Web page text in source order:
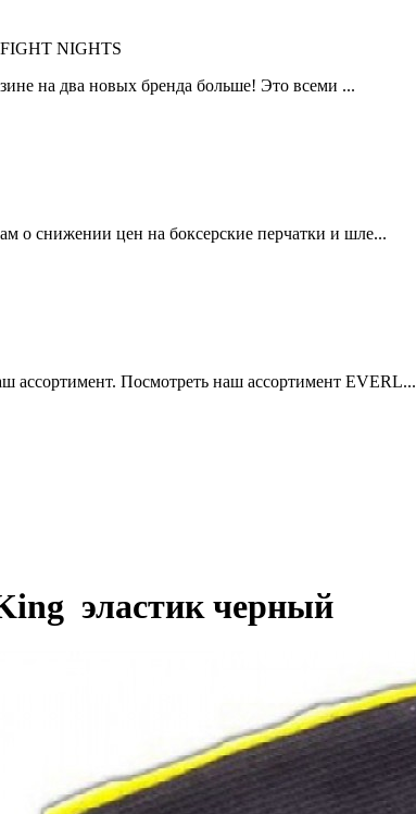
NIGHTS
на два новых бренда больше! Это всеми ...
о снижении цен на боксерские перчатки и шле...
ассортимент. Посмотреть наш ассортимент EVERL...
эластик черный